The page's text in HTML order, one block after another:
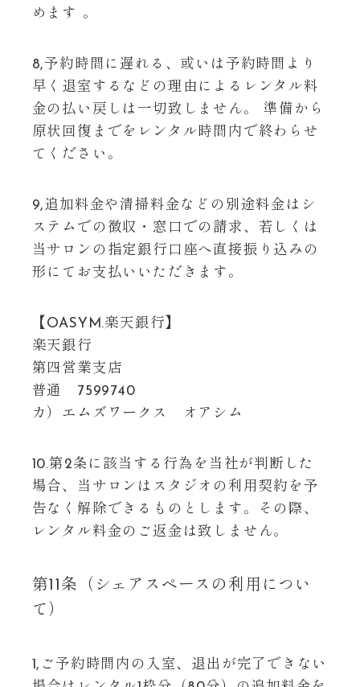
めます 。
8,予約時間に遅れる、或いは予約時間より
早く退室するなどの理由によるレンタル料
金の払い戻しは一切致しません。 準備から
原状回復までをレンタル時間内で終わらせ
てください。
9,追加料金や清掃料金などの別途料金はシ
ステムでの徴収・窓口での請求、若しくは
当サロンの指定銀行口座へ直接振り込みの
形にてお支払いいただきます。
【OASYM.楽天銀行】
楽天銀行
第四営業支店
普通 7599740
カ）エムズワークス オアシム
10.第2条に該当する行為を当社が判断した
場合、当サロンはスタジオの利用契約を予
告なく解除できるものとします。その際、
レンタル料金のご返金は致しません。
第11条（シェアスペースの利用につい
て）
1,ご予約時間内の入室、退出が完了できない